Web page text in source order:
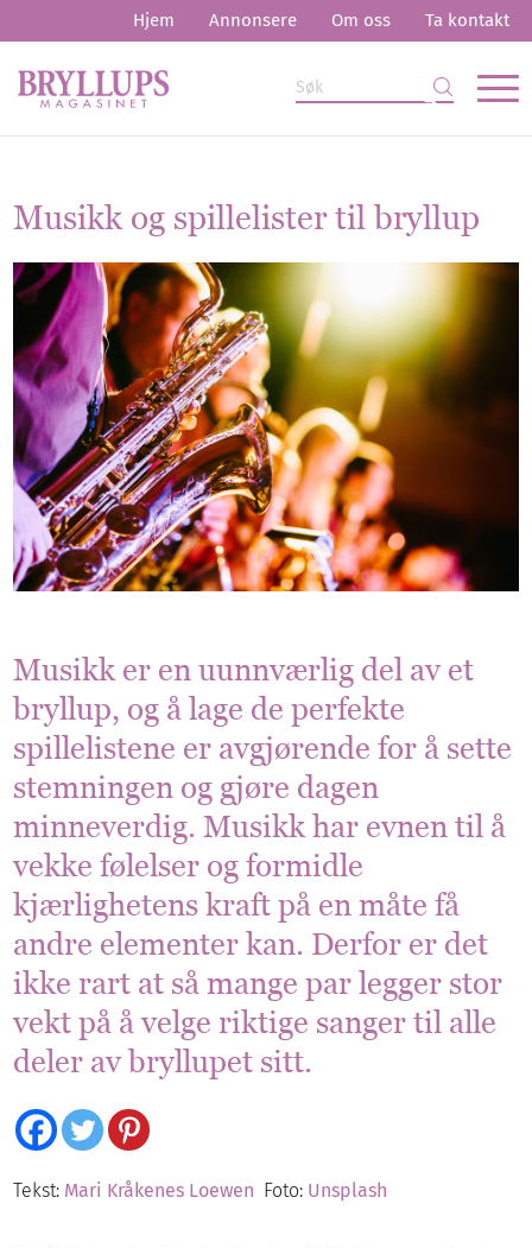
Hjem Annonsere Om oss Ta kontakt
Musikk og spillelister til bryllup
Musikk er en uunnværlig del av et
bryllup, og å lage de perfekte
spillelistene er avgjørende for å sette
stemningen og gjøre dagen
minneverdig. Musikk har evnen til å
vekke følelser og formidle
kjærlighetens kraft på en måte få
andre elementer kan. Derfor er det
ikke rart at så mange par legger stor
vekt på å velge riktige sanger til alle
deler av bryllupet sitt.
Tekst: Mari Kråkenes Loewen Foto: Unsplash